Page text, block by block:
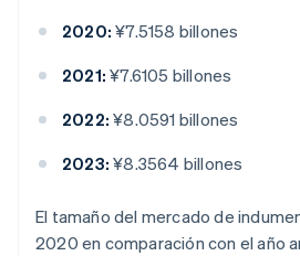
2020: ¥7.5158 billones
2021: ¥7.6105 billones
2022: ¥8.0591 billones
2023: ¥8.3564 billones
El tamaño del mercado de
2020 en comparación con el año